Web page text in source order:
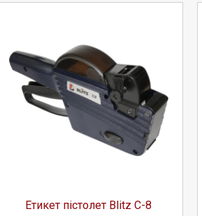
Етикет пістолет Blitz C-8